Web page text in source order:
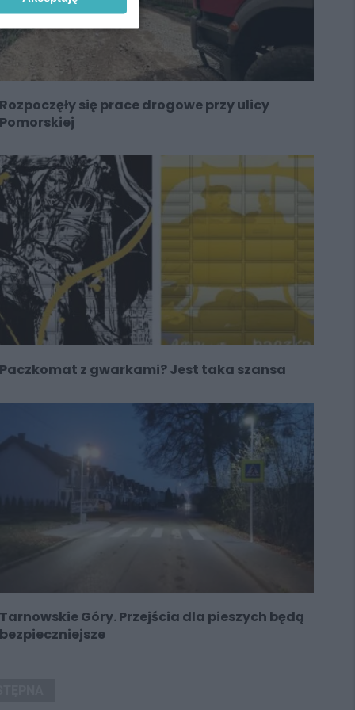
Rozpoczęły się prace drogowe przy ulicy
Pomorskiej
Paczkomat z gwarkami? Jest taka szansa
Tarnowskie Góry. Przejścia dla pieszych będą
bezpieczniejsze